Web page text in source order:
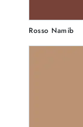
Rosso Namib